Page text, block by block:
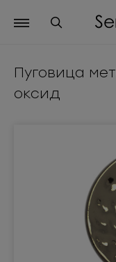
Пуговица
оксид